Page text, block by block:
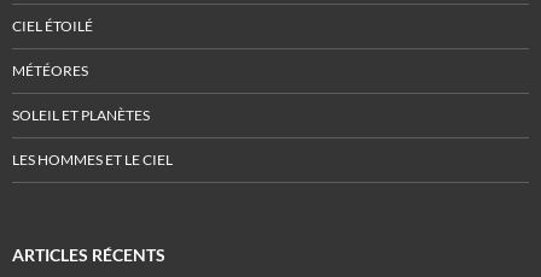
CIEL ÉTOILÉ
MÉTÉORES
SOLEIL ET PLANÈTES
LES HOMMES ET LE CIEL
ARTICLES RÉCENTS